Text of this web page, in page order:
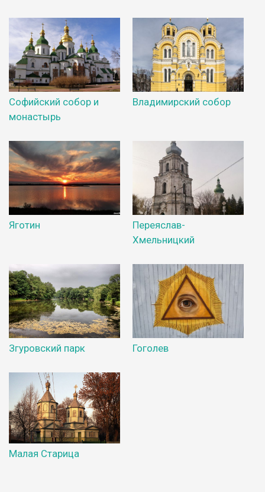
Софийский собор и
монастырь
Владимирский собор
Яготин
Переяслав-
Хмельницкий
Згуровский парк Гоголев
Малая Старица